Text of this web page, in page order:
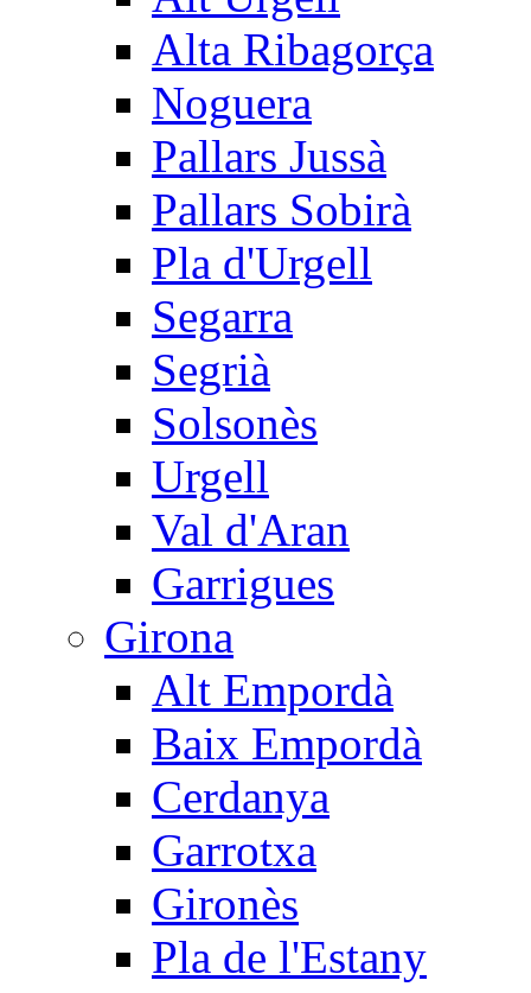
Alta Ribagorça
Noguera
Pallars Jussà
Pallars Sobirà
Pla d'Urgell
Segarra
Segrià
Solsonès
Urgell
Val d'Aran
Garrigues
Girona
Alt Empordà
Baix Empordà
Cerdanya
Garrotxa
Gironès
Pla de l'Estany